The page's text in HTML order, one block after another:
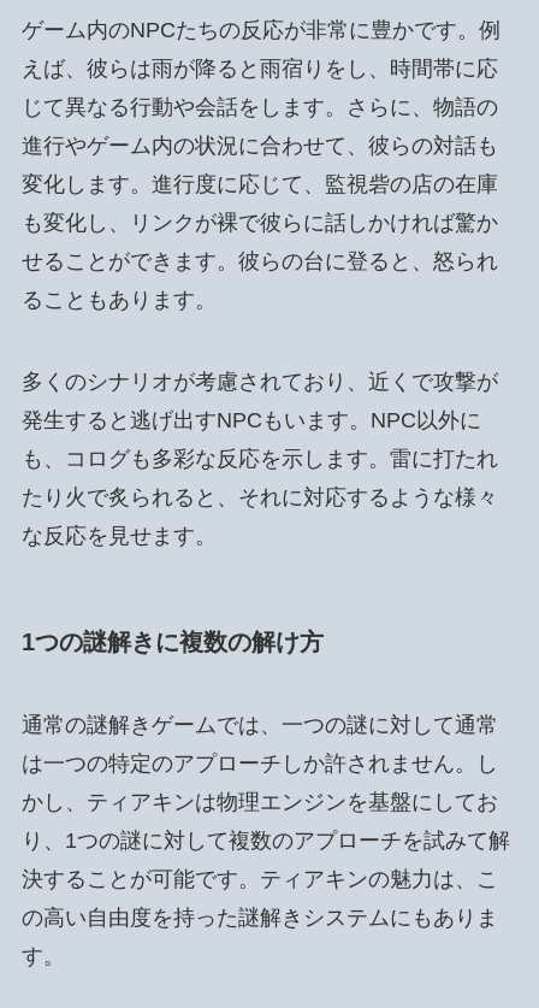
ゲーム内のNPCたちの反応が非常に豊かです。例
えば、彼らは雨が降ると雨宿りをし、時間帯に応
じて異なる行動や会話をします。さらに、物語の
進行やゲーム内の状況に合わせて、彼らの対話も
変化します。進行度に応じて、監視砦の店の在庫
も変化し、リンクが裸で彼らに話しかければ驚か
せることができます。彼らの台に登ると、怒られ
ることもあります。
多くのシナリオが考慮されており、近くで攻撃が
発生すると逃げ出すNPCもいます。NPC以外に
も、コログも多彩な反応を示します。雷に打たれ
たり火で炙られると、それに対応するような様々
な反応を見せます。
1つの謎解きに複数の解け方
通常の謎解きゲームでは、一つの謎に対して通常
は一つの特定のアプローチしか許されません。し
かし、ティアキンは物理エンジンを基盤にしてお
り、1つの謎に対して複数のアプローチを試みて解
決することが可能です。ティアキンの魅力は、こ
の高い自由度を持った謎解きシステムにもありま
す。